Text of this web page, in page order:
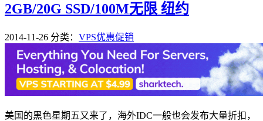
2GB/20G SSD/100M无限 纽约
2014-11-26 分类： VPS优惠促销
美国的黑色星期五又来了，海外IDC一般也会发布大量折扣，